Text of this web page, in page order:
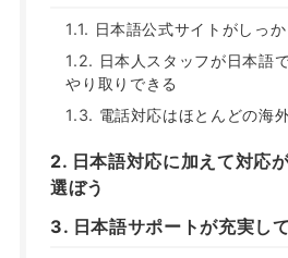
日本語公式サイトがしっ
日本人スタッフが日本語
やり取りできる
電話対応はほとんどの海
日本語対応に加えて対応
選ぼう
日本語サポートが充実し